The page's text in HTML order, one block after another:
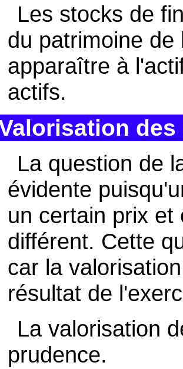
Les stocks de
du patrimoine
apparaître à
actifs.
La question de
évidente
un certain prix
différent. Cette
car la
résultat de
La valorisation
prudence.